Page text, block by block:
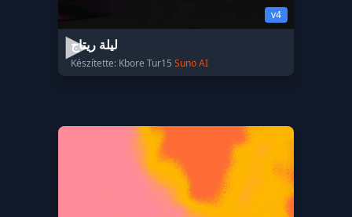
v4
ليلة ريتاج
Készítette: Kbore Tur15 Suno AI